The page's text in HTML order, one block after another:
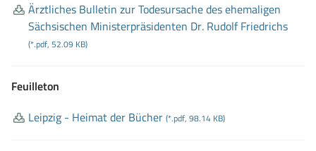
Ärztliches Bulletin zur Todesursache des ehemaligen
Sächsischen Ministerpräsidenten Dr. Rudolf Friedrichs
(*.pdf, 52.09 KB)
Feuilleton
Leipzig - Heimat der Bücher (*.pdf, 98.14 KB)